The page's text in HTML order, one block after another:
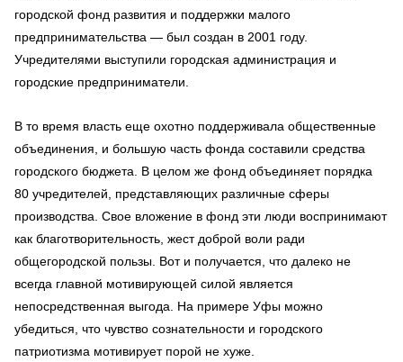
городской фонд развития и поддержки малого
предпринимательства — был создан в 2001 году.
Учредителями выступили городская администрация и
городские предприниматели.
В то время власть еще охотно поддерживала общественные
объединения, и большую часть фонда составили средства
городского бюджета. В целом же фонд объединяет порядка
80 учредителей, представляющих различные сферы
производства. Свое вложение в фонд эти люди воспринимают
как благотворительность, жест доброй воли ради
общегородской пользы. Вот и получается, что далеко не
всегда главной мотивирующей силой является
непосредственная выгода. На примере Уфы можно
убедиться, что чувство сознательности и городского
патриотизма мотивирует порой не хуже.